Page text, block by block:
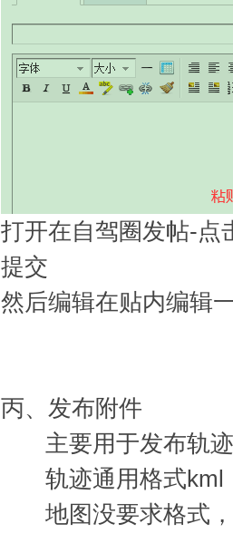
打开在自驾圈发帖-点
提交
然后编辑在贴内编辑
丙、发布附件
主要用于发布轨迹
轨迹通用格式kml
地图没要求格式，